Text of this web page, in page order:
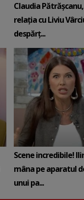
Claudia
relația cu Liviu
despărț...
Scene incredibile!
mâna pe aparatul
unui pa...